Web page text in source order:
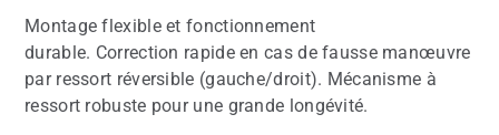
Montage flexible et fonctionnement
durable. Correction rapide en cas de fausse manœuvre
par ressort réversible (gauche/droit). Mécanisme à
ressort robuste pour une grande longévité.